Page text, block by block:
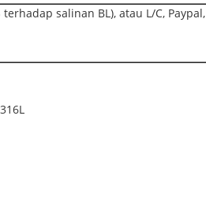
salinan BL), atau L/C, Paypal,